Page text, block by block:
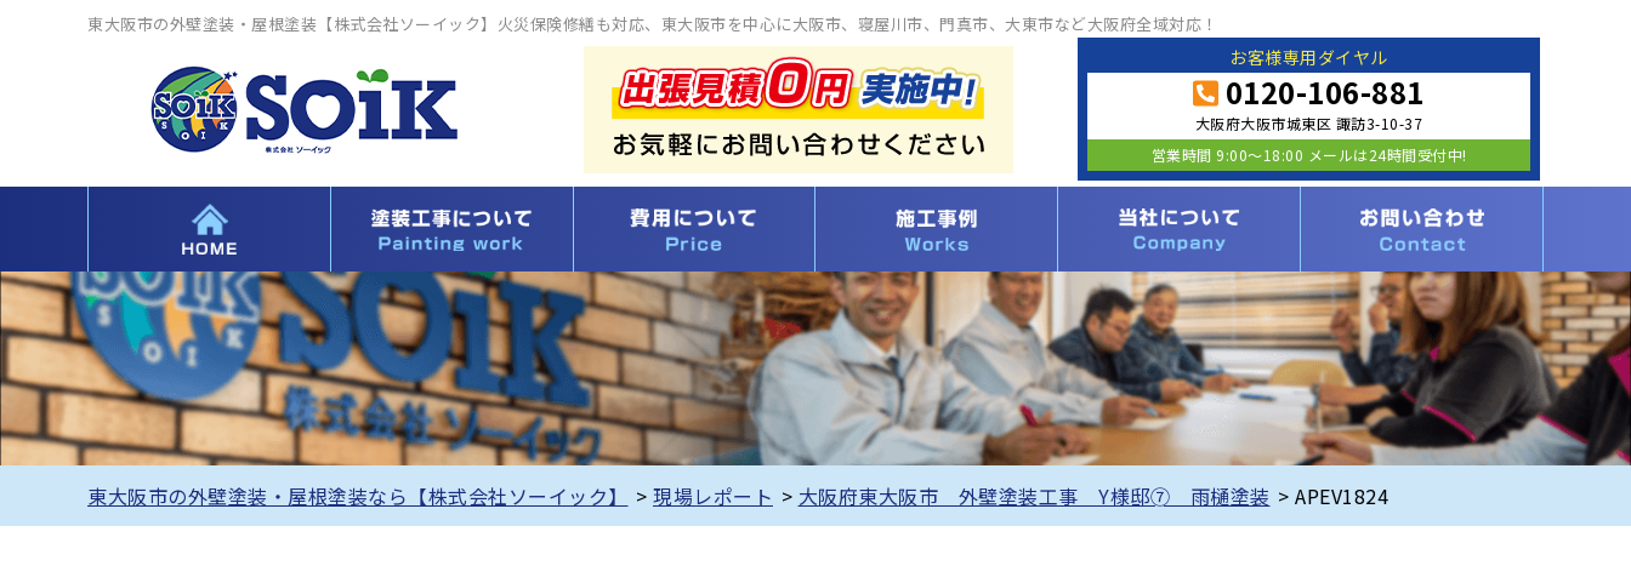
東大阪市の外壁塗装・屋根塗装【株式会社ソーイック】火災保険修繕も対応、東大阪市を中心に大阪市、寝屋川市、門真市、大東市など大阪府全域対応！
お客様専用ダイヤル
0120-106-881
大阪府大阪市城東区 諏訪3-10-37
営業時間 9:00〜18:00 メールは24時間受付中!
東大阪市の外壁塗装・屋根塗装なら【株式会社ソーイック】 > 現場レポート > 大阪府東大阪市 外壁塗装工事 Y様邸➆ 雨樋塗装 > APEV1824